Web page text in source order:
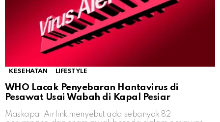
KESEHATAN LIFESTYLE
WHO Lacak Penyebaran Hantavirus di
Pesawat Usai Wabah di Kapal Pesiar
Maskapai Airlink menyebut ada sebanyak 82